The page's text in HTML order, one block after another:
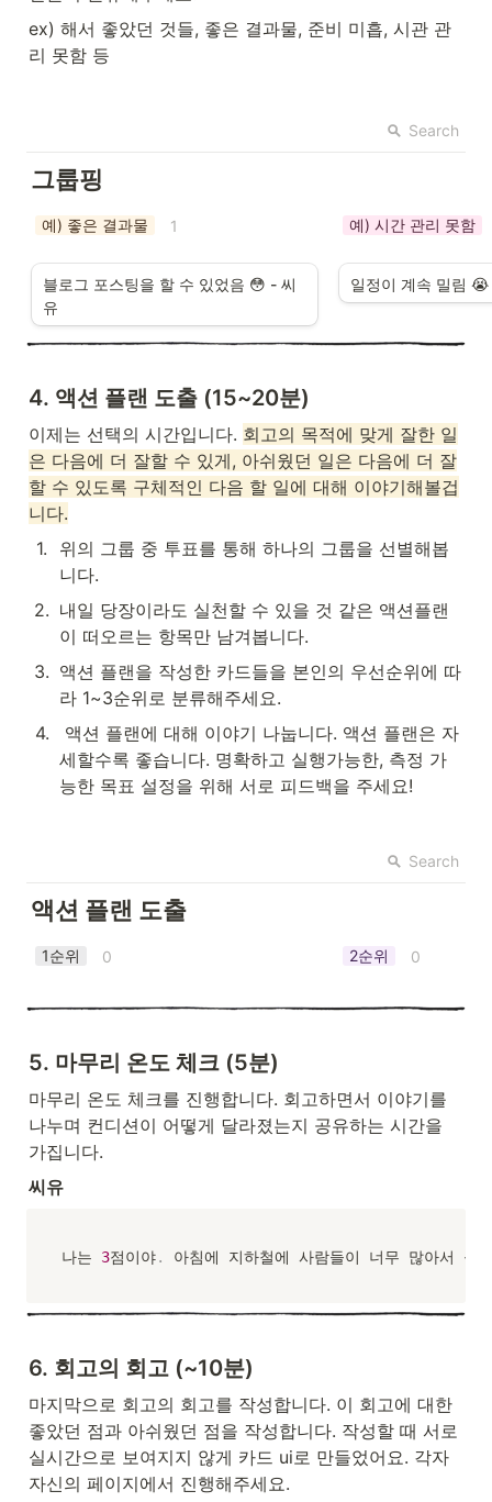
ex) 해서 좋았던 것들, 좋은 결과물, 준비 미흡, 시관 관
리 못함 등
Search
그룹핑
예) 좋은 결과물 1 예) 시간 관리 못함
블로그 포스팅을 할 수 있었음 😳 - 씨
유
일정이 계속 밀림
4. 액션 플랜 도출 (15~20분)
이제는 선택의 시간입니다. 회고의 목적에 맞게 잘한 일
은 다음에 더 잘할 수 있게, 아쉬웠던 일은 다음에 더 잘
할 수 있도록 구체적인 다음 할 일에 대해 이야기해볼겁
니다.
1.
위의 그룹 중 투표를 통해 하나의 그룹을 선별해봅
니다.
2. 내일 당장이라도 실천할 수 있을 것 같은 액션플랜
이 떠오르는 항목만 남겨봅니다.
3. 액션 플랜을 작성한 카드들을 본인의 우선순위에 따
라 1~3순위로 분류해주세요.
4.
세할수록 좋습니다. 명확하고 실행가능한, 측정 가
능한 목표 설정을 위해 서로 피드백을 주세요!
Search
액션 플랜 도출
1순위 0 2순위 0
5. 마무리 온도 체크 (5분)
마무리 온도 체크를 진행합니다. 회고하면서 이야기를
나누며 컨디션이 어떻게 달라졌는지 공유하는 시간을
가집니다.
씨유
나는 3점이야. 아침에 지하철에 사람들이 너무 많아서 콩
6. 회고의 회고 (~10분)
마지막으로 회고의 회고를 작성합니다. 이 회고에 대한
좋았던 점과 아쉬웠던 점을 작성합니다. 작성할 때 서로
실시간으로 보여지지 않게 카드 ui로 만들었어요. 각자
자신의 페이지에서 진행해주세요.